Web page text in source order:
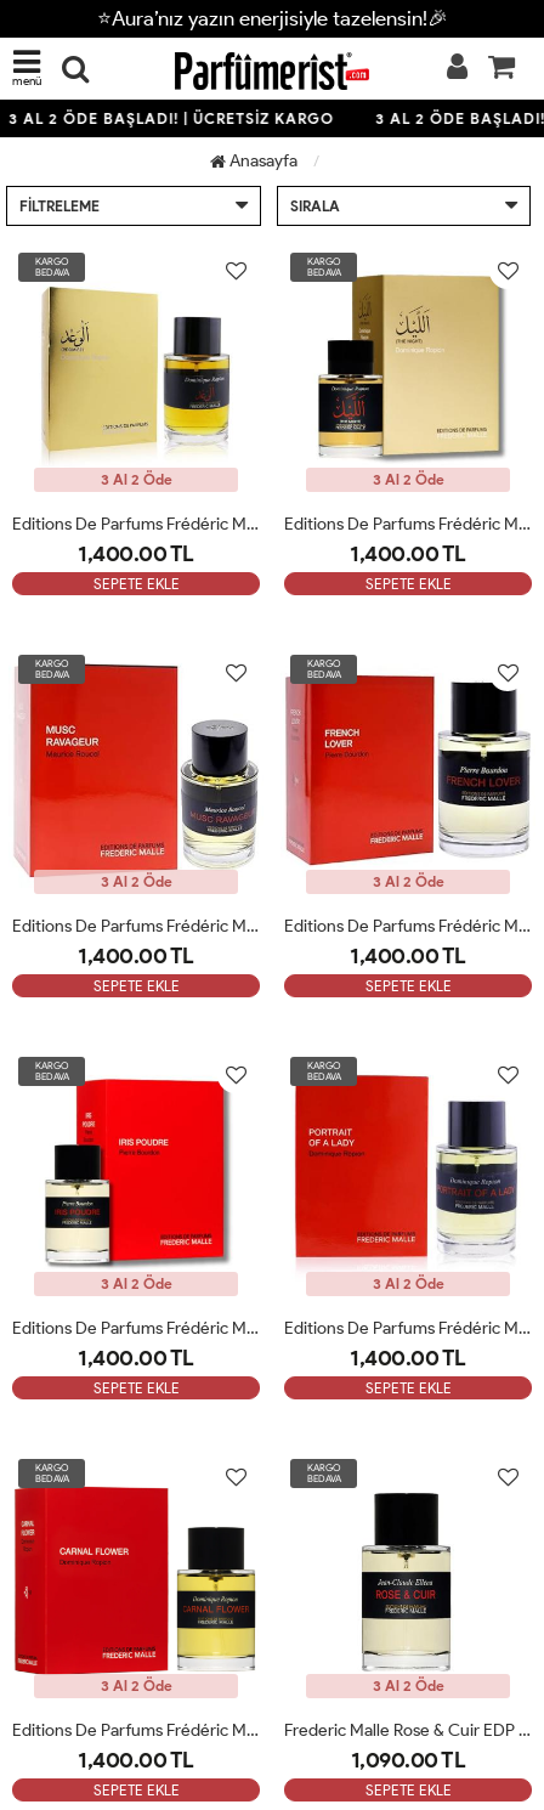
⭐Aura’nız yazın enerjisiyle tazelensin!🎉
menü
3 AL 2 ÖDE BAŞLADI! | ÜCRETSİZ KARGO 3 AL 2 ÖDE BAŞLADI!
Anasayfa
FILTRELEME SIRALA
KARGO
BEDAVA
3 Al 2 Öde
Editions De Parfums Frédéric Malle Promıse Edp 100 Ml Unisex Parfüm
1,400.00 TL
SEPETE EKLE
KARGO
BEDAVA
3 Al 2 Öde
Editions De Parfums Frédéric Malle The Nıght 100 Ml Unisex Parfüm ARC
1,400.00 TL
SEPETE EKLE
KARGO
BEDAVA
3 Al 2 Öde
Editions De Parfums Frédéric Malle Musc Ravageur 100 Ml Unisex Parfüm ARC
1,400.00 TL
SEPETE EKLE
KARGO
BEDAVA
3 Al 2 Öde
Editions De Parfums Frédéric Malle French Lover 100 Ml Unisex Parfüm ARC
1,400.00 TL
SEPETE EKLE
KARGO
BEDAVA
3 Al 2 Öde
Editions De Parfums Frédéric Malle Irıs Poudre 100 Ml Unisex Parfüm ARC
1,400.00 TL
SEPETE EKLE
KARGO
BEDAVA
3 Al 2 Öde
Editions De Parfums Frédéric Malle Portraıt Of A Lady 100 Ml Unisex Parfüm ARC
1,400.00 TL
SEPETE EKLE
KARGO
BEDAVA
3 Al 2 Öde
Editions De Parfums Frédéric Malle Carnal Flower 100 Ml Unisex Parfüm ARC
1,400.00 TL
SEPETE EKLE
KARGO
BEDAVA
3 Al 2 Öde
Frederic Malle Rose & Cuir EDP 100 Ml Unisex Parfüm Tester
1,090.00 TL
SEPETE EKLE